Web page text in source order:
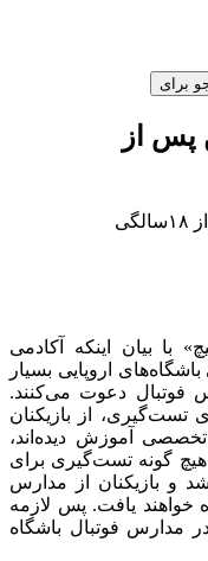
برای
پس از
با بیان اینکه آکادمی
اروپایی بسیار
فوتبال دعوت می‌کنند.
تست‌گیری، از بازیکنان
آموزش دیده‌اند،
هیچ گونه تست‌گیری برای
و بازیکنان از مدارس
خواهند یافت. پس لازمه
مدارس فوتبال باشگاه